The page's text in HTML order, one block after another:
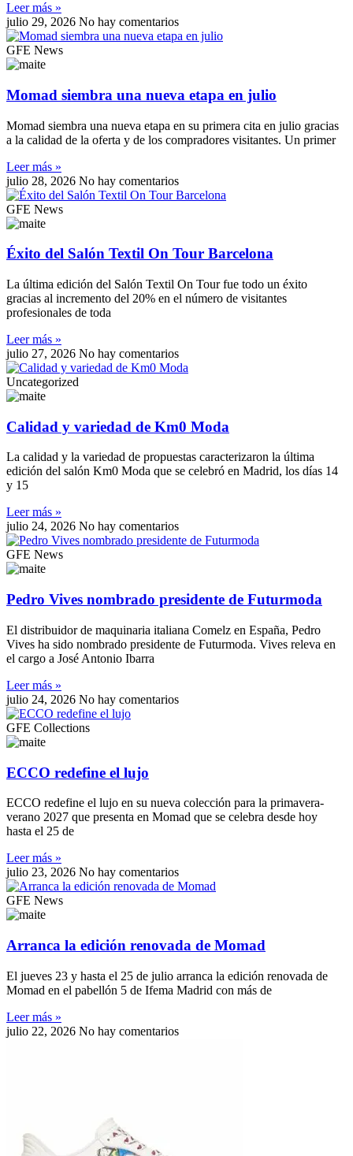
Leer más »
julio 29, 2026 No hay comentarios
GFE News
Momad siembra una nueva etapa en julio
Momad siembra una nueva etapa en su primera cita en julio gracias
a la calidad de la oferta y de los compradores visitantes. Un primer
Leer más »
julio 28, 2026 No hay comentarios
GFE News
Éxito del Salón Textil On Tour Barcelona
La última edición del Salón Textil On Tour fue todo un éxito
gracias al incremento del 20% en el número de visitantes
profesionales de toda
Leer más »
julio 27, 2026 No hay comentarios
Uncategorized
Calidad y variedad de Km0 Moda
La calidad y la variedad de propuestas caracterizaron la última
edición del salón Km0 Moda que se celebró en Madrid, los días 14
y 15
Leer más »
julio 24, 2026 No hay comentarios
GFE News
Pedro Vives nombrado presidente de Futurmoda
El distribuidor de maquinaria italiana Comelz en España, Pedro
Vives ha sido nombrado presidente de Futurmoda. Vives releva en
el cargo a José Antonio Ibarra
Leer más »
julio 24, 2026 No hay comentarios
GFE Collections
ECCO redefine el lujo
ECCO redefine el lujo en su nueva colección para la primavera-
verano 2027 que presenta en Momad que se celebra desde hoy
hasta el 25 de
Leer más »
julio 23, 2026 No hay comentarios
GFE News
Arranca la edición renovada de Momad
El jueves 23 y hasta el 25 de julio arranca la edición renovada de
Momad en el pabellón 5 de Ifema Madrid con más de
Leer más »
julio 22, 2026 No hay comentarios